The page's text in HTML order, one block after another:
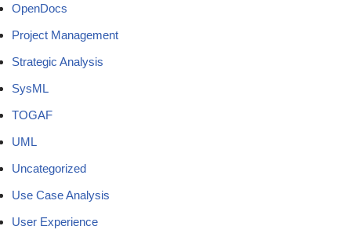
OpenDocs
Project Management
Strategic Analysis
SysML
TOGAF
UML
Uncategorized
Use Case Analysis
User Experience